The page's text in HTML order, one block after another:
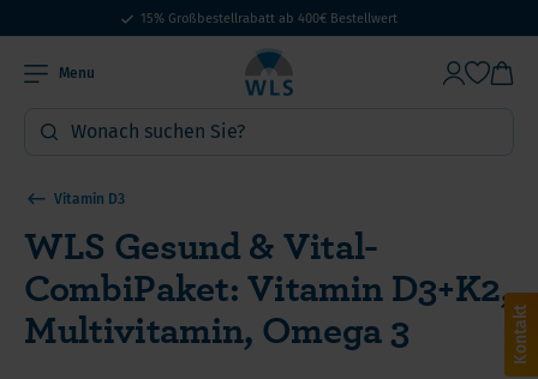
15% Großbestellrabatt ab 400€ Bestellwert
Menu
Vitamin D3
WLS Gesund & Vital-
CombiPaket: Vitamin D3+K2,
Multivitamin, Omega 3 Kontakt